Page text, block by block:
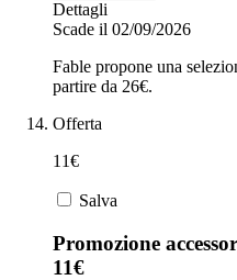
Dettagli
Scade il 02/09/2026
Fable propone una
partire da 26€.
Offerta
11€
Salva
Promozione
11€